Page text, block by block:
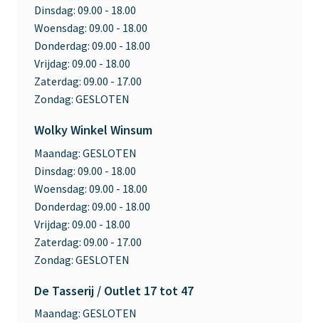
Dinsdag: 09.00 - 18.00
Woensdag: 09.00 - 18.00
Donderdag: 09.00 - 18.00
Vrijdag: 09.00 - 18.00
Zaterdag: 09.00 - 17.00
Zondag: GESLOTEN
Wolky Winkel Winsum
Maandag: GESLOTEN
Dinsdag: 09.00 - 18.00
Woensdag: 09.00 - 18.00
Donderdag: 09.00 - 18.00
Vrijdag: 09.00 - 18.00
Zaterdag: 09.00 - 17.00
Zondag: GESLOTEN
De Tasserij / Outlet 17 tot 47
Maandag: GESLOTEN